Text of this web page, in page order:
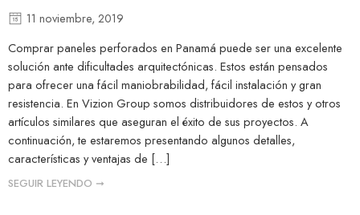
11 noviembre, 2019
Comprar paneles perforados en Panamá puede ser una excelente
solución ante dificultades arquitectónicas. Estos están pensados
para ofrecer una fácil maniobrabilidad, fácil instalación y gran
resistencia. En Vizion Group somos distribuidores de estos y otros
artículos similares que aseguran el éxito de sus proyectos. A
continuación, te estaremos presentando algunos detalles,
características y ventajas de […]
SEGUIR LEYENDO ➞